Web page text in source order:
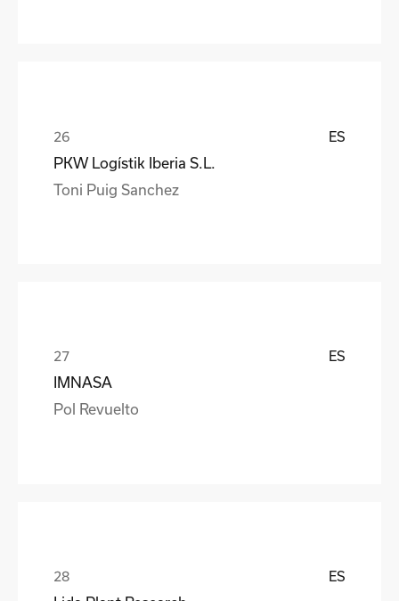
ES
PKW Logístik Iberia S.L.
Toni Puig Sanchez
ES
IMNASA
Pol Revuelto
ES